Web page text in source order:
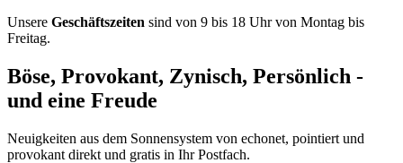
Unsere Geschäftszeiten sind von 9 bis 18 Uhr von Montag bis
Freitag.
Böse, Provokant, Zynisch, Persönlich -
und eine Freude
Neuigkeiten aus dem Sonnensystem von echonet, pointiert und
provokant direkt und gratis in Ihr Postfach.